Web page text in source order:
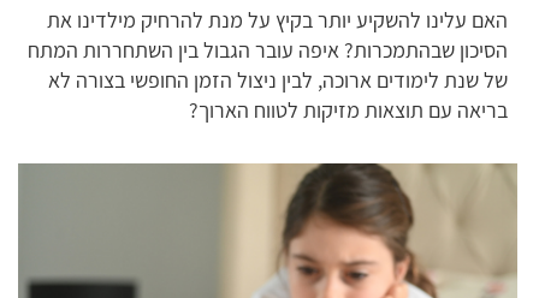
האם עלינו להשקיע יותר בקיץ על מנת להרחיק מילדינו את
הסיכון שבהתמכרות? איפה עובר הגבול בין השתחררות המתח
של שנת לימודים ארוכה, לבין ניצול הזמן החופשי בצורה לא
בריאה עם תוצאות מזיקות לטווח הארוך?